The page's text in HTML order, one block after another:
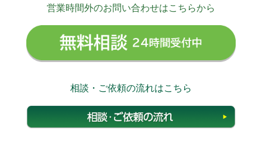
営業時間外のお問い合わせはこちらから
相談・ご依頼の流れはこちら